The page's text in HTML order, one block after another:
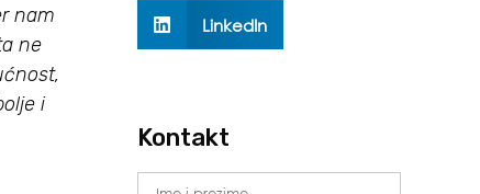
nam
ne
i
LinkedIn
Kontakt